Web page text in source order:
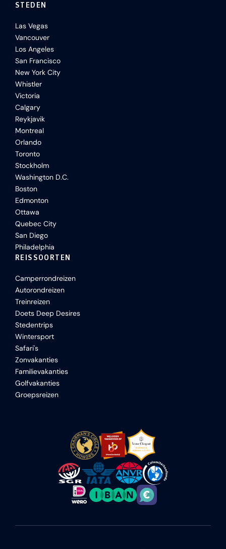
STEDEN
Las Vegas
Vancouver
Los Angeles
San Francisco
New York City
Whistler
Victoria
Calgary
Reykjavik
Montreal
Orlando
Toronto
Stockholm
Washington D.C.
Boston
Edmonton
Ottawa
Quebec City
San Diego
Philadelphia
REISSOORTEN
Camperrondreizen
Autorondreizen
Treinreizen
Doets Deep Desires
Stedentrips
Wintersport
Safari's
Zonvakanties
Familievakanties
Golfvakanties
Groepsreizen